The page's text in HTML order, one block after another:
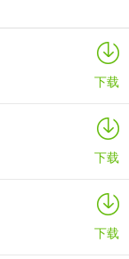
表，包括散点图、
与类型、坐标轴标
绘制的图表，从而实
模系统
恒源好用订单管理系统
下载
下载
下载